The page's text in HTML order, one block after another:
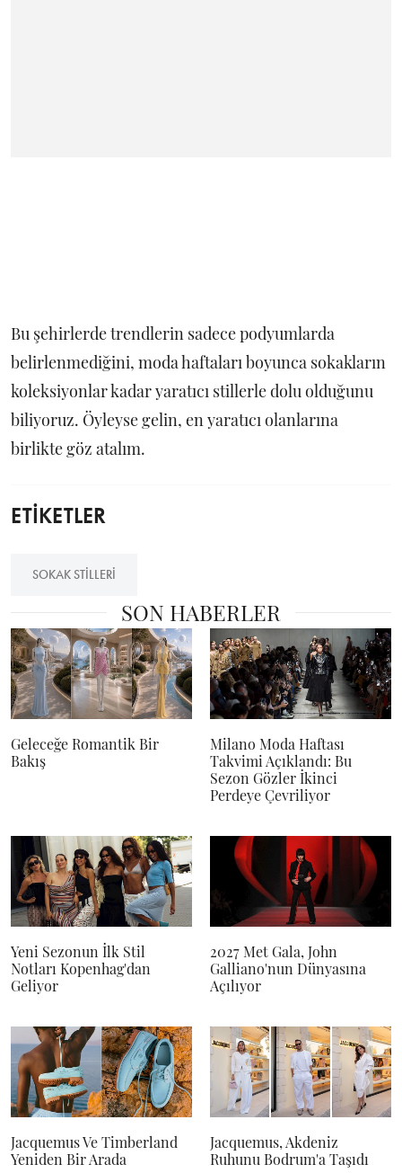
Bu şehirlerde trendlerin sadece podyumlarda
belirlenmediğini, moda haftaları boyunca sokakların
koleksiyonlar kadar yaratıcı stillerle dolu olduğunu
biliyoruz. Öyleyse gelin, en yaratıcı olanlarına
birlikte göz atalım.
ETİKETLER
SOKAK STILLERI
SON HABERLER
Geleceğe Romantik Bir
Bakış
Milano Moda Haftası
Takvimi Açıklandı: Bu
Sezon Gözler İkinci
Perdeye Çevriliyor
Yeni Sezonun İlk Stil
Notları Kopenhag'dan
Geliyor
2027 Met Gala, John
Galliano'nun Dünyasına
Açılıyor
Jacquemus Ve Timberland
Yeniden Bir Arada
Jacquemus, Akdeniz
Ruhunu Bodrum'a Taşıdı